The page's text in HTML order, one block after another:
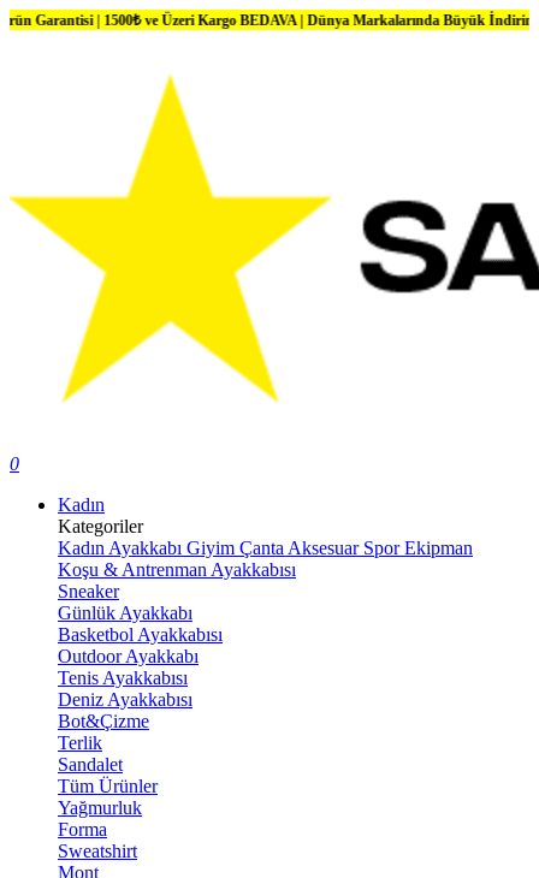
ve Üzeri Kargo BEDAVA | Dünya Markalarında Büyük İndirimler
0
Kadın
Kategoriler
Kadın Ayakkabı Giyim Çanta Aksesuar Spor Ekipman
Koşu & Antrenman Ayakkabısı
Sneaker
Günlük Ayakkabı
Basketbol Ayakkabısı
Outdoor Ayakkabı
Tenis Ayakkabısı
Deniz Ayakkabısı
Bot&Çizme
Terlik
Sandalet
Tüm Ürünler
Yağmurluk
Forma
Sweatshirt
Mont